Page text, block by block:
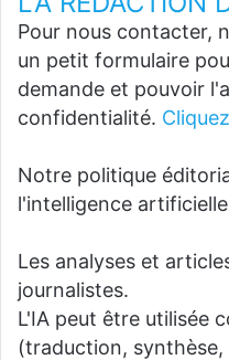
Pour nous contacter,
un petit formulaire
demande et pouvoir
confidentialité.
Notre politique
l'intelligence artificielle
Les analyses et
journalistes.
L'IA peut être utilisée
(traduction,